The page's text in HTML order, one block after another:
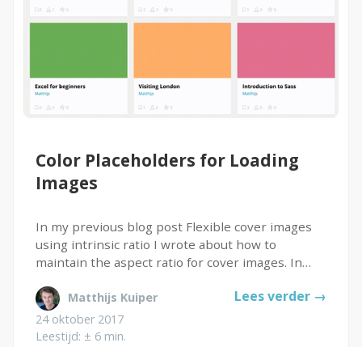
Onze service
Klantenbestand
Resources
E-books & White Papers
Events & Webinars
Productsheets
Color Placeholders for Loading
Images
In my previous blog post Flexible cover images
using intrinsic ratio I wrote about how to
maintain the aspect ratio for cover images. In
user experience by using color placeholders for
images while they...
Matthijs Kuiper
24 oktober 2017
Leestijd: ± 6 min.
Lees verder →